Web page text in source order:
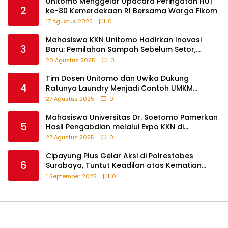
2
ke-80 Kemerdekaan RI Bersama Warga Fikom
17 Agustus 2025 0
3
Mahasiswa KKN Unitomo Hadirkan Inovasi
Baru: Pemilahan Sampah Sebelum Setor,
Anak-anak Turut Partisipasi Lewat Game
20 Agustus 2025 0
4
Tim Dosen Unitomo dan Uwika Dukung
Ratunya Laundry Menjadi Contoh UMKM
Berbasis Teknologi
27 Agustus 2025 0
5
Mahasiswa Universitas Dr. Soetomo Pamerkan
Hasil Pengabdian melalui Expo KKN di
Krejengan, Probolinggo
27 Agustus 2025 0
6
Cipayung Plus Gelar Aksi di Polrestabes
Surabaya, Tuntut Keadilan atas Kematian
Pengemudi Ojek Online dan Tindakan Represif
1 September 2025 0